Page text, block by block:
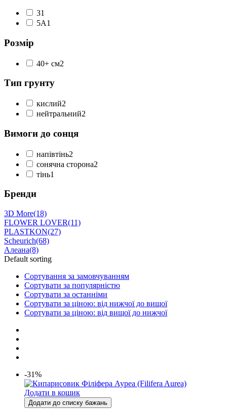
31
5А1
Розмір
40+ см2
Тип грунту
кислий2
нейтральний2
Вимоги до сонця
напівтінь2
сонячна сторона2
тінь1
Бренди
3D More(18)
FLOWER LOVER(11)
PLASTKON(27)
Scheurich(68)
Алеана(8)
Default sorting
Сортування за замовчуванням
Сортувати за популярністю
Сортувати за останніми
Сортувати за ціною: від нижчої до вищої
Сортувати за ціною: від вищої до нижчої
-31%
Додати в кошик
Додати до списку бажань